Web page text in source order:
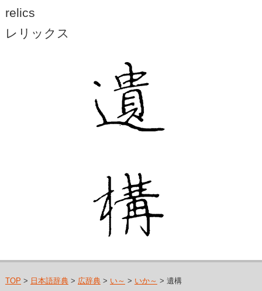
relics
レリックス
TOP > 日本語辞典> 広辞典> い～ > いか～ > 遺構